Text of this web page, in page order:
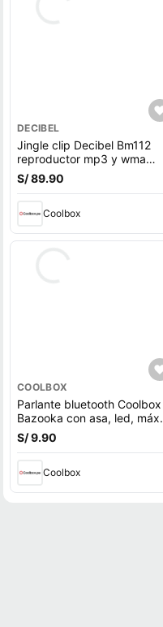
DECIBEL
Jingle clip Decibel Bm112
reproductor mp3 y wma
8gb rojo
S/ 89.90
Coolbox
COOLBOX
Parlante bluetooth Coolbox
Bazooka con asa, led, máx.
2 horas
S/ 9.90
Coolbox